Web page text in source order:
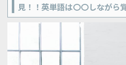
見！！英単語は〇〇しながら